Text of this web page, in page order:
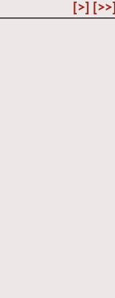
[>] [>>]